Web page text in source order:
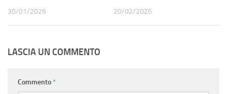
30/01/2026 20/02/2026
LASCIA UN COMMENTO
Commento*